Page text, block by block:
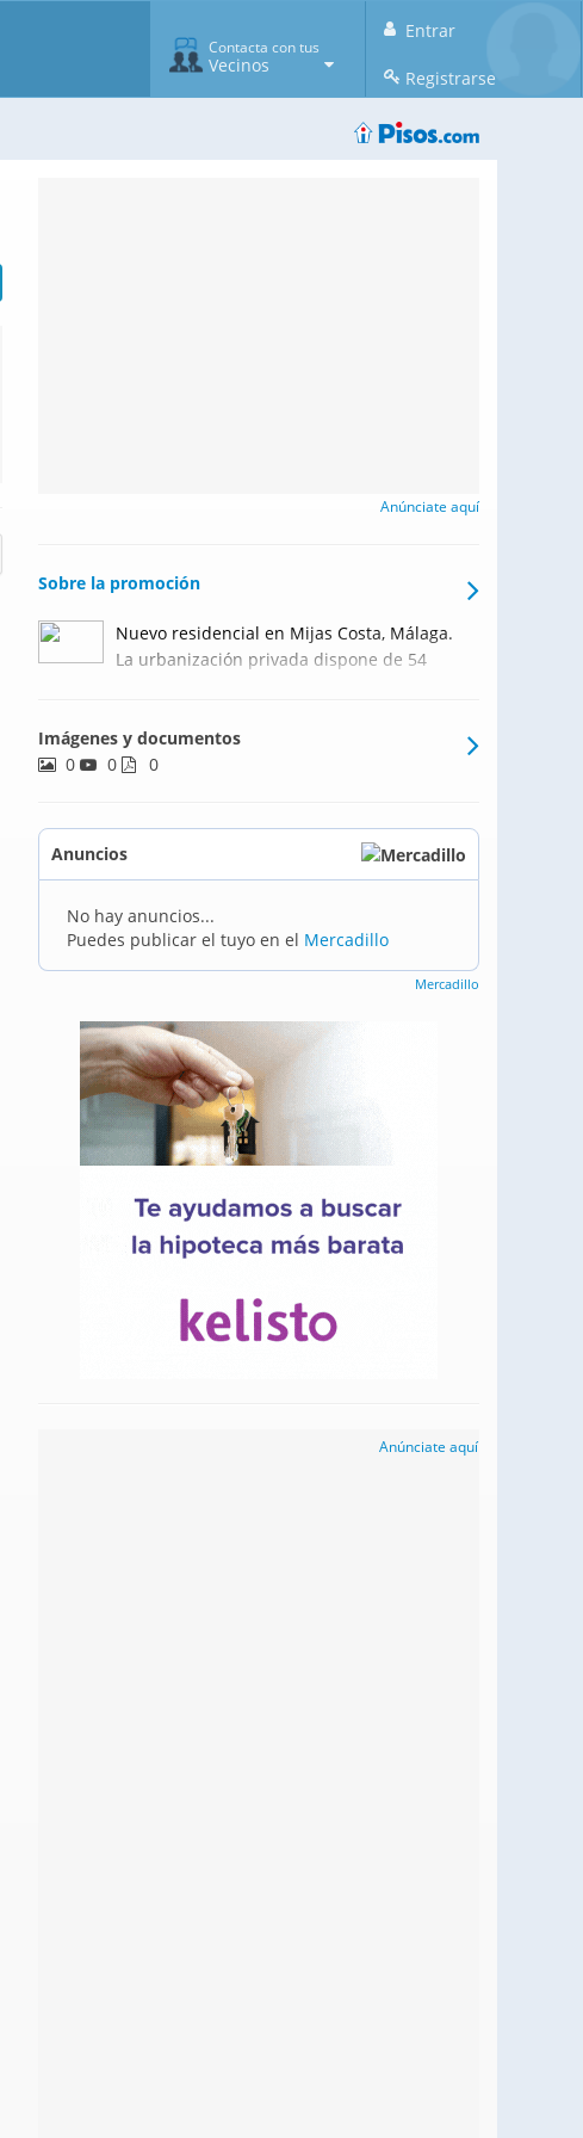
Entrar
Registrarse
Contacta con tus
Vecinos
Anúnciate aquí
Sobre la promoción
Nuevo residencial en Mijas Costa, Málaga.
La urbanización privada dispone de 54
altura incluyendo áticos con grandes
terrazas que disfrutarán de unas
Imágenes y documentos
0
0 0
Anuncios
No hay anuncios...
Puedes publicar el tuyo en el Mercadillo
Mercadillo
Anúnciate aquí